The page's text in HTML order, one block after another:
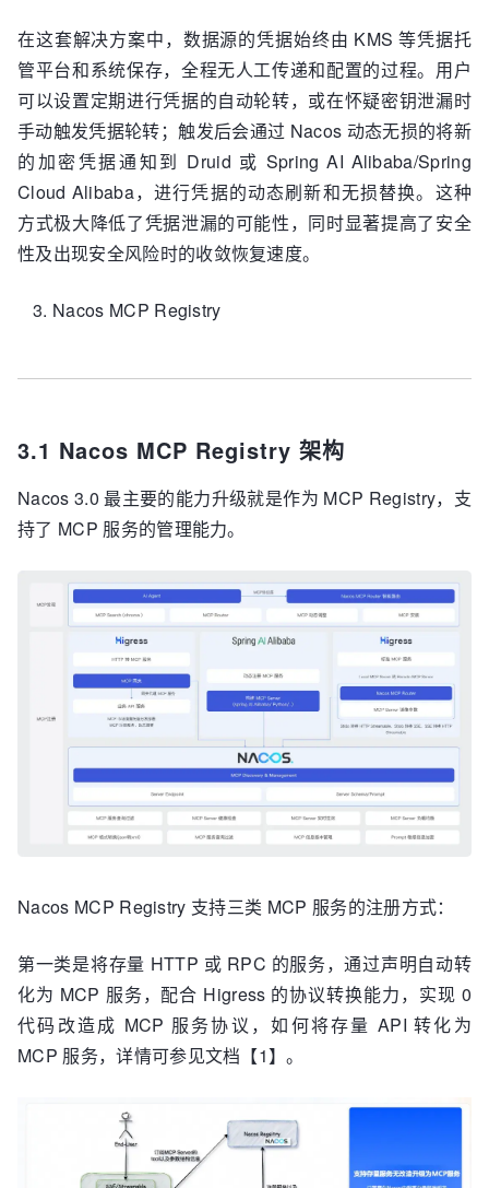
在这套解决方案中，数据源的凭据始终由 KMS 等凭据托
管平台和系统保存，全程无人工传递和配置的过程。用户
可以设置定期进行凭据的自动轮转，或在怀疑密钥泄漏时
手动触发凭据轮转；触发后会通过 Nacos 动态无损的将新
的加密凭据通知到 Druid 或 Spring AI Alibaba/Spring
Cloud Alibaba，进行凭据的动态刷新和无损替换。这种
方式极大降低了凭据泄漏的可能性，同时显著提高了安全
性及出现安全风险时的收敛恢复速度。
Nacos MCP Registry
3.1 Nacos MCP Registry 架构
Nacos 3.0 最主要的能力升级就是作为 MCP Registry，支
持了 MCP 服务的管理能力。
Nacos MCP Registry 支持三类 MCP 服务的注册方式：
第一类是将存量 HTTP 或 RPC 的服务，通过声明自动转
化为 MCP 服务，配合 Higress 的协议转换能力，实现 0
代码改造成 MCP 服务协议，如何将存量 API 转化为
MCP 服务，详情可参见文档【1】。